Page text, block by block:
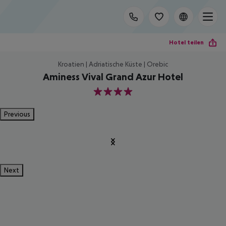
Hotel teilen
Kroatien | Adriatische Küste | Orebic
Aminess Vival Grand Azur Hotel
4
Previous
Next